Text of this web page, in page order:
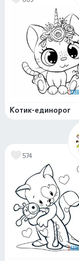
Котик-единорог
574